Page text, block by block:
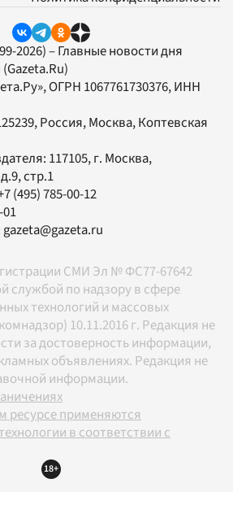
2026) – Главные новости дня
(Gazeta.Ru)
, ОГРН 1067761730376, ИНН
Россия, Москва, Коптевская
117105, г. Москва,
стр.1
(495) 785-00-12
01
gazeta@gazeta.ru
СМИ Эл № ФС77-67642
службой по надзору в сфере
технологий и массовых
10.11.2016 г. Редакция не
за достоверность информации,
объявлениях. Редакция не
информации.
применяются
в соответствии с
18+